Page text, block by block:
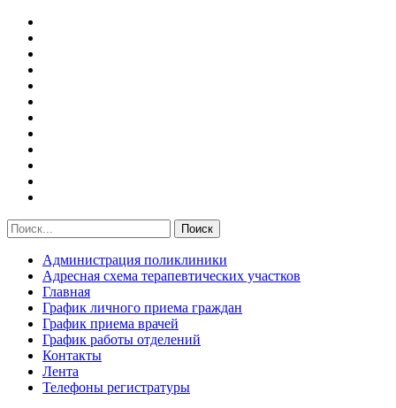
Администрация поликлиники
Адресная схема терапевтических участков
Главная
График личного приема граждан
График приема врачей
График работы отделений
Контакты
Лента
Телефоны регистратуры